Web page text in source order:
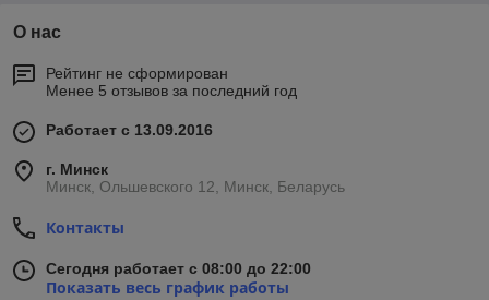
О нас
Рейтинг не сформирован
Менее 5 отзывов за последний год
Работает с 13.09.2016
г. Минск
Минск, Ольшевского 12, Минск, Беларусь
Контакты
Сегодня работает с 08:00 до 22:00
Показать весь график работы